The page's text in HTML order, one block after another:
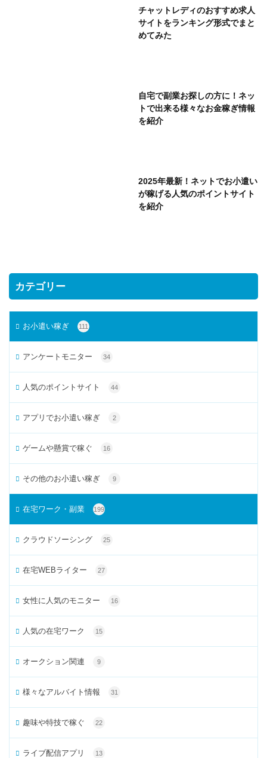
チャットレディのおすすめ求人
サイトをランキング形式でまと
めてみた
自宅で副業お探しの方に！ネッ
トで出来る様々なお金稼ぎ情報
を紹介
2025年最新！ネットでお小遣い
が稼げる人気のポイントサイト
を紹介
カテゴリー
お小遣い稼ぎ 111
アンケートモニター 34
人気のポイントサイト 44
アプリでお小遣い稼ぎ 2
ゲームや懸賞で稼ぐ 16
その他のお小遣い稼ぎ 9
在宅ワーク・副業 199
クラウドソーシング 25
在宅WEBライター 27
女性に人気のモニター 16
人気の在宅ワーク 15
オークション関連 9
様々なアルバイト情報 31
趣味や特技で稼ぐ 22
ライブ配信アプリ 13